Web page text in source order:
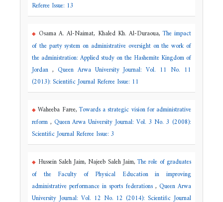
Referee Issue: 13
Osama A. Al-Naimat, Khaled Kh. Al-Duraoua,The impact
of the party system on administrative oversight on the work of
the administration: Applied study on the Hashemite Kingdom of
Jordan , Queen Arwa University Journal: Vol. 11 No. 11
(2013): Scientific Journal Referee Issue: 11
Waheeba Faree,Towards a strategic vision for administrative
reform , Queen Arwa University Journal: Vol. 3 No. 3 (2008):
Scientific Journal Referee Issue: 3
Hussein Saleh Jaim, Najeeb Saleh Jaim,The role of graduates
of the Faculty of Physical Education in improving
administrative performance in sports federations , Queen Arwa
University Journal: Vol. 12 No. 12 (2014): Scientific Journal